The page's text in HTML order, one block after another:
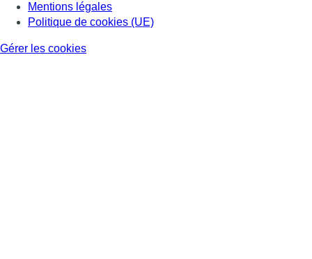
Mentions légales
Politique de cookies (UE)
Gérer les cookies